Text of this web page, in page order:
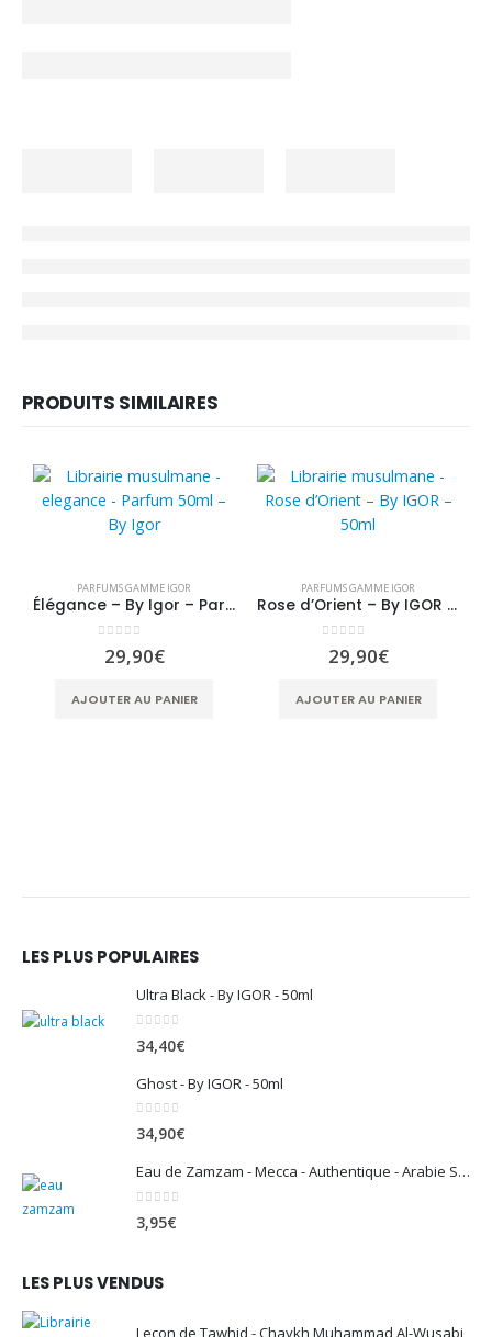
PRODUITS SIMILAIRES
PARFUMS GAMME IGOR
Élégance – By Igor – Parfum 50ml
sur 5
29,90€
AJOUTER AU PANIER
PARFUMS GAMME IGOR
Rose d’Orient – By IGOR – 50ml
sur 5
29,90€
AJOUTER AU PANIER
LES PLUS POPULAIRES
Ultra Black - By IGOR - 50ml
34,40€
Ghost - By IGOR - 50ml
0 sur 5
34,90€
Eau de Zamzam - Mecca - Authentique - Arabie Saoudite - 500 ml
3,95€
LES PLUS VENDUS
Leçon de Tawhid - Chaykh Muhammad Al-Wusabi